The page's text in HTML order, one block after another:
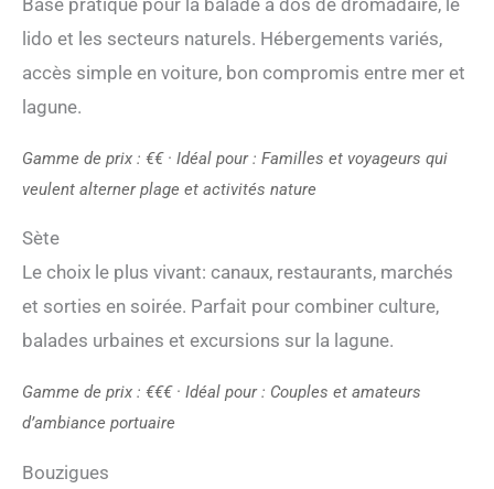
Base pratique pour la balade à dos de dromadaire, le
lido et les secteurs naturels. Hébergements variés,
accès simple en voiture, bon compromis entre mer et
lagune.
Gamme de prix : €€ · Idéal pour : Familles et voyageurs qui
veulent alterner plage et activités nature
Sète
Le choix le plus vivant: canaux, restaurants, marchés
et sorties en soirée. Parfait pour combiner culture,
balades urbaines et excursions sur la lagune.
Gamme de prix : €€€ · Idéal pour : Couples et amateurs
d’ambiance portuaire
Bouzigues